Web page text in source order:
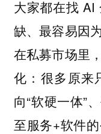
大家都在找 AI
缺、最容易因
在私募市场里
化：很多原来
向“软硬一体”
至服务+软件